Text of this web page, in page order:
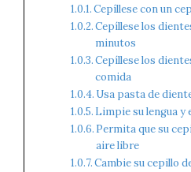
Cepíllese con un
Cepíllese los
minutos
Cepíllese los
comida
Usa pasta de
Limpie su lengua y
Permita que su
aire libre
Cambie su cepillo